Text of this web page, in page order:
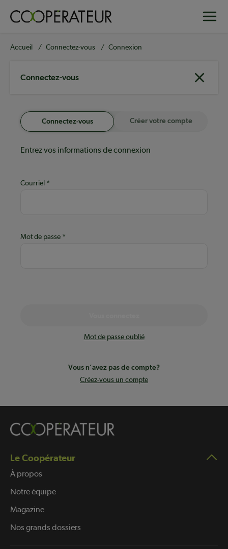
principal
Fil
Accueil Connectez-vous Connexion
Connectez-vous
Connectez-vous Créer votre compte
Entrez vos informations de connexion
Courriel
Mot de passe
Mot de passe oublié
Vous n’avez pas de compte?
Créez-vous un compte
Le Coopérateur
À propos
Notre équipe
Magazine
Nos grands dossiers